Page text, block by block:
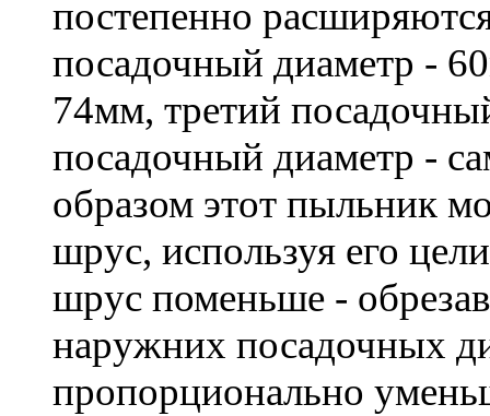
постепенно
посадочный диаметр -
74мм, третий
посадочный диаметр -
образом этот пыльник
шрус, используя его
шрус поменьше -
наружних посадочных
пропорционально